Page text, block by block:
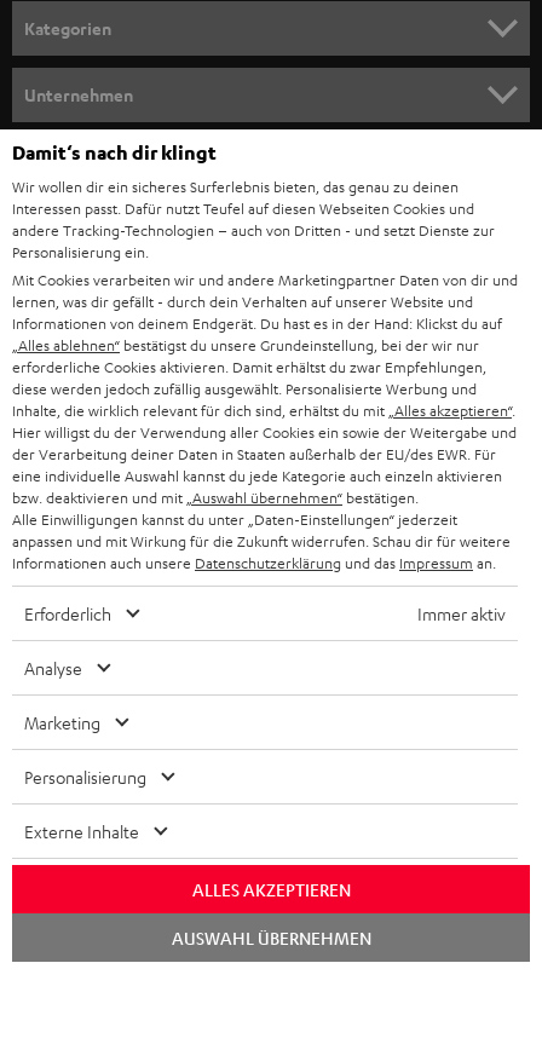
n
m
e
l
d
u
n
g
Kategorien
HEIMKINO-KOMPLETTANLAGEN
SOUNDBAR
HIFI-LAUTSPRECHER
SMART HOME
BLUETOOTH-LAUTSPRECHER
KOPFHÖRER
BLUETOOTH-KOPFHÖRER
STEREOANLAGEN
LAUTSPRECHER
ULTIMA-SERIE
IN-EAR-KOPFHÖRER
FANSHOP
NEUHEITEN
Unternehmen
SUPPORT
KARRIERE
PRESSE & MARKETING
GESCHÄFTSKUNDEN
PARTNERPROGRAMM
BLOG
NEWSLETTER
STORES
DEINE VORTEILE BEI TEUFEL
UNSER MANAGEMENT
NACHHALTIGKEIT
UNSERE WERTE
BILDUNGSRABATT
Teufel Onlineshops
DEUTSCHLAND
ÖSTERREICH
SCHWEIZ
NIEDERLANDE
BELGIEN
FRANKREICH
POLEN
SPANIEN
ITALIEN
Technische Änderungen, Tippfehler und Irrtum vorbehalten. Das auf unseren
Fotos abgebildete Zubehör ist nicht im Lieferumfang enthalten. Etwaige
Entsorgungsgebühren für Batterien sind im Preis inbegriffen.
Datenschutz Daten-Einstellungen
Vertrag widerrufen
Damit‘s nach dir klingt
Wir wollen dir ein sicheres Surferlebnis bieten, das genau zu deinen
Interessen passt. Dafür nutzt Teufel auf diesen Webseiten Cookies und
andere Tracking-Technologien – auch von Dritten - und setzt Dienste zur
Personalisierung ein.
Mit Cookies verarbeiten wir und andere Marketingpartner Daten von dir und
lernen, was dir gefällt - durch dein Verhalten auf unserer Website und
Informationen von deinem Endgerät. Du hast es in der Hand: Klickst du auf
„Alles ablehnen“ bestätigst du unsere Grundeinstellung, bei der wir nur
erforderliche Cookies aktivieren. Damit erhältst du zwar Empfehlungen,
diese werden jedoch zufällig ausgewählt. Personalisierte Werbung und
Inhalte, die wirklich relevant für dich sind, erhältst du mit „Alles akzeptieren“.
Hier willigst du der Verwendung aller Cookies ein sowie der Weitergabe und
der Verarbeitung deiner Daten in Staaten außerhalb der EU/des EWR. Für
eine individuelle Auswahl kannst du jede Kategorie auch einzeln aktivieren
bzw. deaktivieren und mit „Auswahl übernehmen“ bestätigen.
Alle Einwilligungen kannst du unter „Daten-Einstellungen“ jederzeit
anpassen und mit Wirkung für die Zukunft widerrufen. Schau dir für weitere
Informationen auch unsere Datenschutzerklärung und das Impressum an.
Erforderlich Immer aktiv
Analyse
Marketing
Personalisierung
Externe Inhalte
ALLES AKZEPTIEREN
AUSWAHL ÜBERNEHMEN